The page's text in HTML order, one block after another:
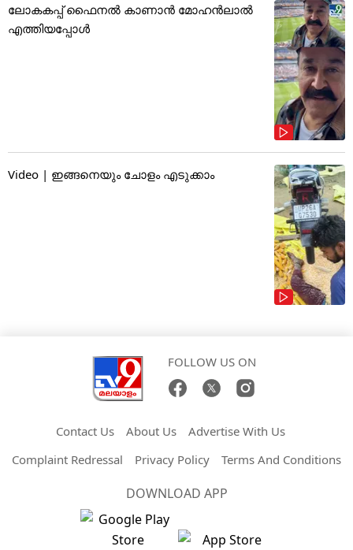
ലോകകപ്പ് ഫൈനൽ കാണാൻ മോഹൻലാൽ
എത്തിയപ്പോൾ
Video | ഇങ്ങനെയും ചോളം എടുക്കാം
FOLLOW US ON
Contact Us About Us
Advertise With Us
Complaint Redressal
Privacy Policy Terms And Conditions
DOWNLOAD APP